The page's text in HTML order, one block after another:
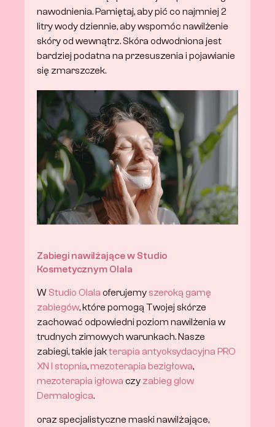
nawodnienia. Pamiętaj, aby pić co najmniej 2
litry wody dziennie, aby wspomóc nawilżenie
skóry od wewnątrz. Skóra odwodniona jest
bardziej podatna na przesuszenia i pojawianie
się zmarszczek.
Zabiegi nawilżające w Studio
Kosmetycznym Olala
W Studio Olala oferujemy szeroką gamę
zabiegów, które pomogą Twojej skórze
zachować odpowiedni poziom nawilżenia w
trudnych zimowych warunkach. Nasze
zabiegi, takie jak terapia antyoksydacyjna PRO
XN I stopnia, mezoterapia bezigłowa
mezoterapia igłowa czy zabieg glow
Dermalogica.
oraz specjalistyczne maski nawilżające,